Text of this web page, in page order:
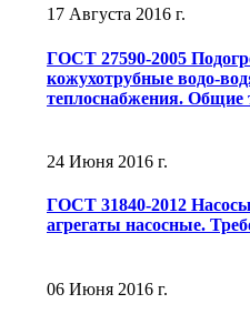
17 Августа 2016 г.
ГОСТ 27590-2005
кожухотрубные водо-
теплоснабжения. Общие
24 Июня 2016 г.
ГОСТ 31840-2012
агрегаты насосные.
06 Июня 2016 г.